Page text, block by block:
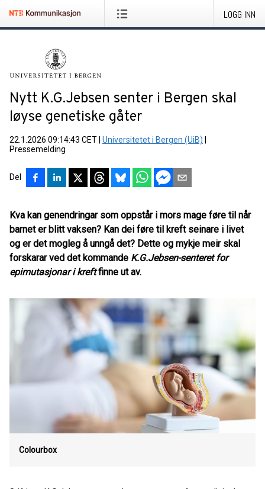
LOGG INN
Nytt K.G.Jebsen senter i Bergen skal
løyse genetiske gåter
22.1.2026 09:14:43 CET Universitetet i Bergen (UiB)
Pressemelding
Del
Kva kan genendringar som oppstår i mors mage føre til når
barnet er blitt vaksen? Kan dei føre til kreft seinare i livet
og er det mogleg å unngå det? Dette og mykje meir skal
forskarar ved det kommande K.G.Jebsen-senteret for
epimutasjonar i kreftfinne ut av.
Colourbox